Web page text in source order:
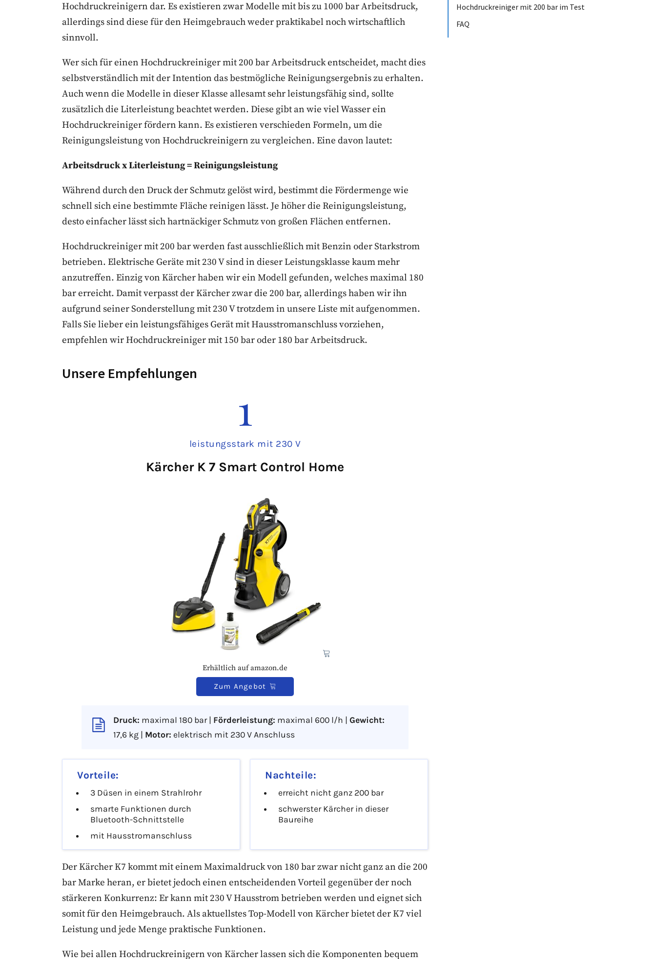
Hochdruckreiniger mit 200 bar im Test
FAQ
Hochdruckreinigern dar. Es existieren zwar Modelle mit bis zu 1000 bar Arbeitsdruck,
allerdings sind diese für den Heimgebrauch weder praktikabel noch wirtschaftlich
sinnvoll.
Wer sich für einen Hochdruckreiniger mit 200 bar Arbeitsdruck entscheidet, macht dies
selbstverständlich mit der Intention das bestmögliche Reinigungsergebnis zu erhalten.
Auch wenn die Modelle in dieser Klasse allesamt sehr leistungsfähig sind, sollte
zusätzlich die Literleistung beachtet werden. Diese gibt an wie viel Wasser ein
Hochdruckreiniger fördern kann. Es existieren verschieden Formeln, um die
Reinigungsleistung von Hochdruckreinigern zu vergleichen. Eine davon lautet:
Arbeitsdruck x Literleistung = Reinigungsleistung
Während durch den Druck der Schmutz gelöst wird, bestimmt die Fördermenge wie
schnell sich eine bestimmte Fläche reinigen lässt. Je höher die Reinigungsleistung,
desto einfacher lässt sich hartnäckiger Schmutz von großen Flächen entfernen.
Hochdruckreiniger mit 200 bar werden fast ausschließlich mit Benzin oder Starkstrom
betrieben. Elektrische Geräte mit 230 V sind in dieser Leistungsklasse kaum mehr
anzutreffen. Einzig von Kärcher haben wir ein Modell gefunden, welches maximal 180
bar erreicht. Damit verpasst der Kärcher zwar die 200 bar, allerdings haben wir ihn
aufgrund seiner Sonderstellung mit 230 V trotzdem in unsere Liste mit aufgenommen.
Falls Sie lieber ein leistungsfähiges Gerät mit Hausstromanschluss vorziehen,
empfehlen wir Hochdruckreiniger mit 150 bar oder 180 bar Arbeitsdruck.
Unsere Empfehlungen
1
leistungsstark mit 230 V
Kärcher K 7 Smart Control Home
Erhältlich auf amazon.de
Zum Angebot
Druck: maximal 180 bar | Förderleistung: maximal 600 l/h | Gewicht:
17,6 kg | Motor: elektrisch mit 230 V Anschluss
Vorteile:
3 Düsen in einem Strahlrohr
smarte Funktionen durch
Bluetooth-Schnittstelle
mit Hausstromanschluss
Nachteile:
erreicht nicht ganz 200 bar
schwerster Kärcher in dieser
Baureihe
Der Kärcher K7 kommt mit einem Maximaldruck von 180 bar zwar nicht ganz an die 200
bar Marke heran, er bietet jedoch einen entscheidenden Vorteil gegenüber der noch
stärkeren Konkurrenz: Er kann mit 230 V Hausstrom betrieben werden und eignet sich
somit für den Heimgebrauch. Als aktuellstes Top-Modell von Kärcher bietet der K7 viel
Leistung und jede Menge praktische Funktionen.
Wie bei allen Hochdruckreinigern von Kärcher lassen sich die Komponenten bequem